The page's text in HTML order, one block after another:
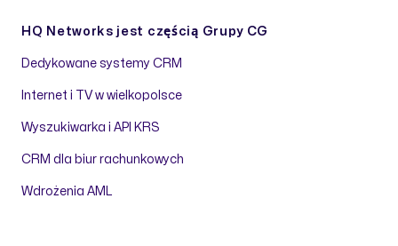
HQ Networks jest częścią Grupy CG
Dedykowane systemy CRM
Internet i TV w wielkopolsce
Wyszukiwarka i API KRS
CRM dla biur rachunkowych
Wdrożenia AML